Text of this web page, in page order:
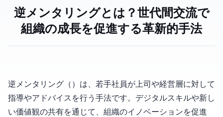
逆メンタリングとは？世代間交流で
組織の成長を促進する革新的手法
逆メンタリング（Reverse Mentoring）は、若手社員が上司や経営層に対して
指導やアドバイスを行う手法です。デジタルスキルや新し
い価値観の共有を通じて、組織のイノベーションを促進